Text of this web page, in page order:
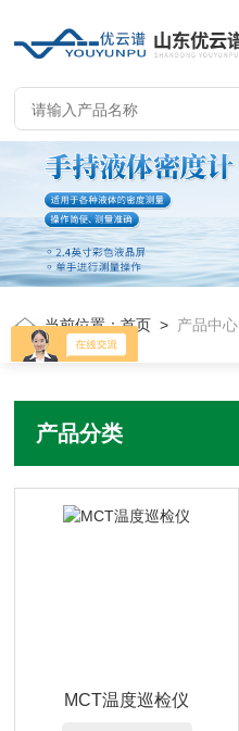
当前位置：首页 > 产品中心
产品分类
MCT温度巡检仪